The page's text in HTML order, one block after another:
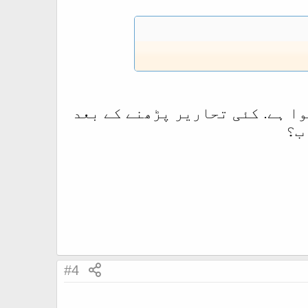
ہے. کئی تحاریر پڑھنے کے بعد
#4